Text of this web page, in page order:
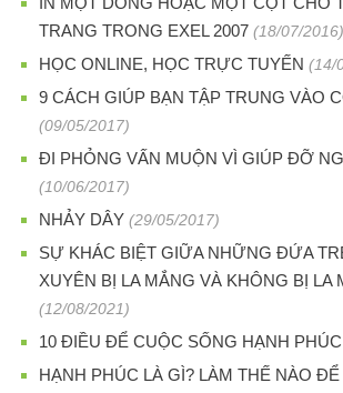
TRANG TRONG EXEL 2007 (18/07/2016)
HỌC ONLINE, HỌC TRỰC TUYẾN (14/
9 CÁCH GIÚP BẠN TẬP TRUNG VÀO
(09/05/2017)
ĐI PHỎNG VẤN MUỘN VÌ GIÚP ĐỠ
(10/06/2017)
NHẢY DÂY (29/05/2017)
SỰ KHÁC BIỆT GIỮA NHỮNG ĐỨA
XUYÊN BỊ LA MẮNG VÀ KHÔNG BỊ LA
(12/08/2021)
10 ĐIỀU ĐỂ CUỘC SỐNG HẠNH PHÚC
HẠNH PHÚC LÀ GÌ? LÀM THẾ NÀO